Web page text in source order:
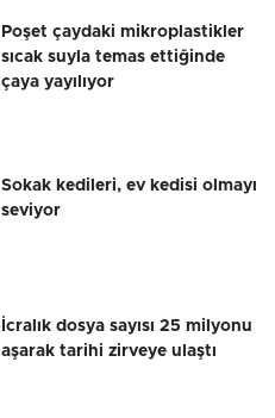
Poşet çaydaki mikroplastikler
sıcak suyla temas ettiğinde
çaya yayılıyor
Sokak kedileri, ev kedisi olmayı
seviyor
İcralık dosya sayısı 25 milyonu
aşarak tarihi zirveye ulaştı